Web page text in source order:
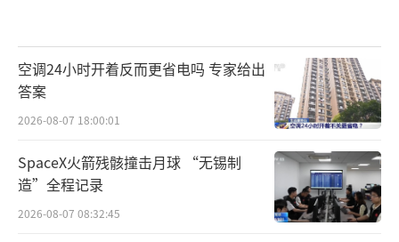
空调24小时开着反而更省电吗 专家给出
答案
2026-08-07 18:00:01
SpaceX火箭残骸撞击月球 “无锡制
造”全程记录
2026-08-07 08:32:45